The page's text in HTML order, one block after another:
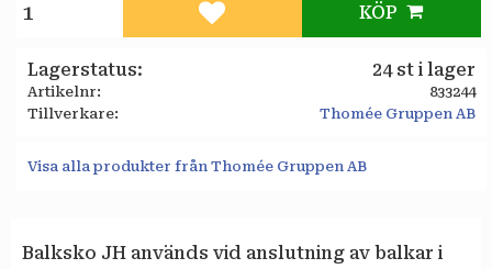
KÖP
Lägg till i favoriter
Lagerstatus 24 st i lager
Artikelnr
833244
Tillverkare
Thomée Gruppen AB
Visa alla produkter från Thomée Gruppen AB
Balksko JH används vid anslutning av balkar i